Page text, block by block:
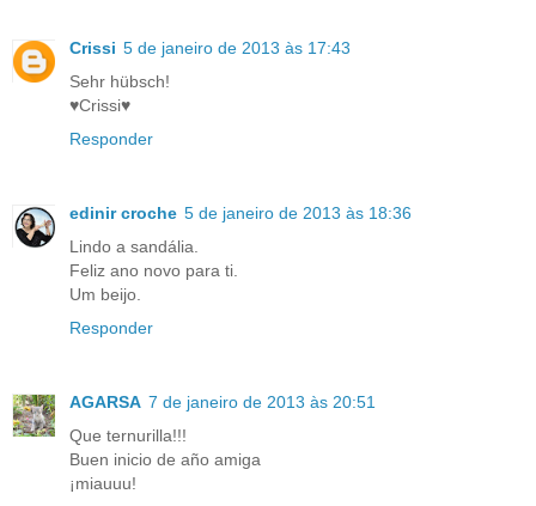
Crissi 5 de janeiro de 2013 às 17:43
Sehr hübsch!
♥Crissi♥
Responder
edinir croche 5 de janeiro de 2013 às 18:36
Lindo a sandália.
Feliz ano novo para ti.
Um beijo.
Responder
AGARSA 7 de janeiro de 2013 às 20:51
Que ternurilla!!!
Buen inicio de año amiga
¡miauuu!